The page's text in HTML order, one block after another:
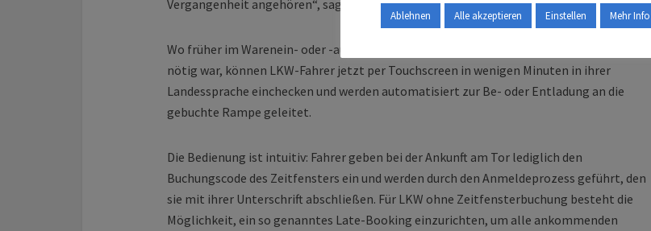
Vergangenheit angehören“, sagt Cargoclix-Gesellschafter Prof. Dr. Victor Meier .
Wo früher im Warenein- oder -ausgang eine oft zeitintensive Anmeldung an der Pforte
nötig war, können LKW-Fahrer jetzt per Touchscreen in wenigen Minuten in ihrer
Landessprache einchecken und werden automatisiert zur Be- oder Entladung an die
gebuchte Rampe geleitet.
Die Bedienung ist intuitiv: Fahrer geben bei der Ankunft am Tor lediglich den
Buchungscode des Zeitfensters ein und werden durch den Anmeldeprozess geführt, den
sie mit ihrer Unterschrift abschließen. Für LKW ohne Zeitfensterbuchung besteht die
Möglichkeit, ein so genanntes Late-Booking einzurichten, um alle ankommenden
Ablehnen Alle akzeptieren Einstellen Mehr Info